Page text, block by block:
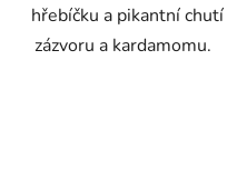
hřebíčku a pikantní chutí
zázvoru a kardamomu.